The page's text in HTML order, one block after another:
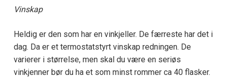
Vinskap
Heldig er den som har en vinkjeller. De færreste har det i
dag. Da er et termostatstyrt vinskap redningen. De
varierer i størrelse, men skal du være en seriøs
vinkjenner bør du ha et som minst rommer ca 40 flasker.